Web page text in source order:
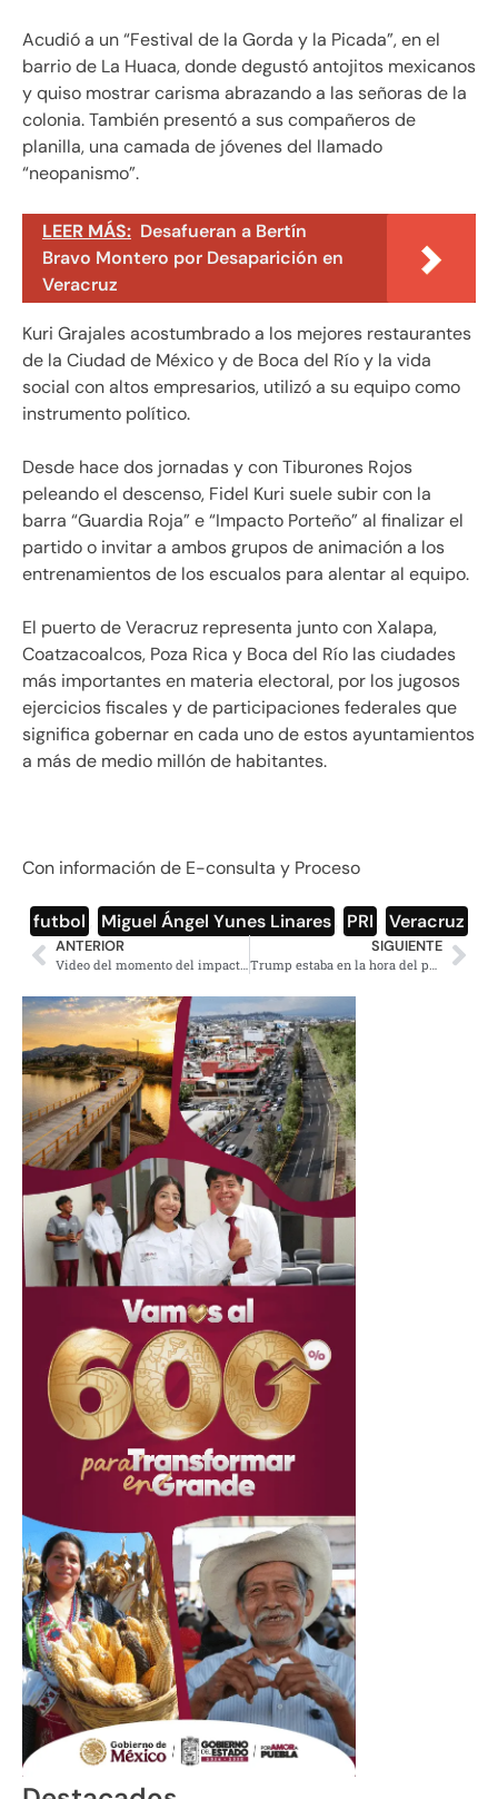
Acudió a un “Festival de la Gorda y la Picada”, en el
barrio de La Huaca, donde degustó antojitos mexicanos
y quiso mostrar carisma abrazando a las señoras de la
colonia. También presentó a sus compañeros de
planilla, una camada de jóvenes del llamado
“neopanismo”.
LEER MÁS: Desafueran a Bertín
Bravo Montero por Desaparición en
Veracruz
Kuri Grajales acostumbrado a los mejores restaurantes
de la Ciudad de México y de Boca del Río y la vida
social con altos empresarios, utilizó a su equipo como
instrumento político.
Desde hace dos jornadas y con Tiburones Rojos
peleando el descenso, Fidel Kuri suele subir con la
barra “Guardia Roja” e “Impacto Porteño” al finalizar el
partido o invitar a ambos grupos de animación a los
entrenamientos de los escualos para alentar al equipo.
El puerto de Veracruz representa junto con Xalapa,
Coatzacoalcos, Poza Rica y Boca del Río las ciudades
más importantes en materia electoral, por los jugosos
ejercicios fiscales y de participaciones federales que
significa gobernar en cada uno de estos ayuntamientos
a más de medio millón de habitantes.
Con información de E-consulta y Proceso
futbol Miguel Ángel Yunes Linares PRI Veracruz
ANTERIOR
Video del momento del impacto de ‘La madre de todas las bombas’
SIGUIENTE
Trump estaba en la hora del postre cuando decidió atacar a Siria